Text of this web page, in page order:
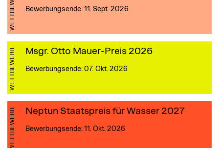
WETTBEWERB Bewerbungsende: 11. Sept. 2026
WETTBEWERB Msgr. Otto Mauer-Preis 2026
Bewerbungsende: 07. Okt. 2026
WETTBEWERB Neptun Staatspreis für Wasser 2027
Bewerbungsende: 11. Okt. 2026